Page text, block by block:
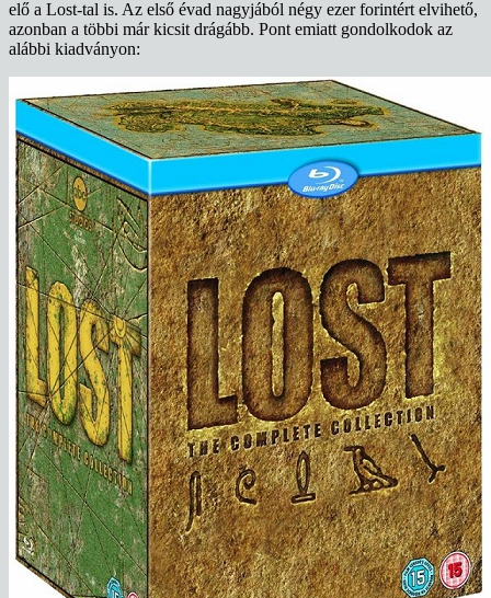
elő a Lost-tal is. Az első évad nagyjából négy ezer forintért elvihető,
azonban a többi már kicsit drágább. Pont emiatt gondolkodok az
alábbi kiadványon: